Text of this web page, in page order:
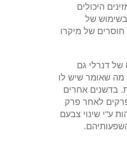
היכולים
בשימוש של
חוסרים של מיקרו
של דנרלי גם
מה שאומר שיש לו
בדשנים אחרים
לאחר פרק
ע"י שינוי צבעם